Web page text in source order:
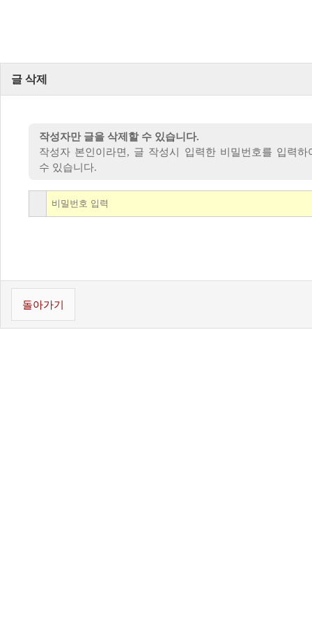
글 삭제
작성자만 글을 삭제할 수 있습니다.
작성자 본인이라면, 글 작성시 입력한 비밀번호를 입력하
수 있습니다.
돌아가기